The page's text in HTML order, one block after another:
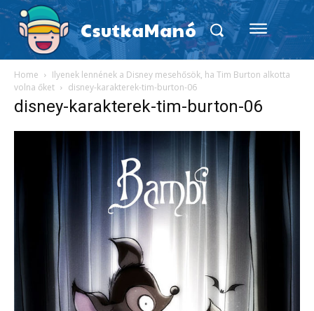
CsutkaManó
Home
Ilyenek lennének a Disney mesehősök, ha Tim Burton alkotta
volna őket
disney-karakterek-tim-burton-06
disney-karakterek-tim-burton-06